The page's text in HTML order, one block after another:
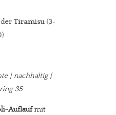
Tiramisu (3-
| nachhaltig |
35
Auflaufmit